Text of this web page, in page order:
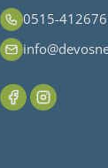
0515-412676